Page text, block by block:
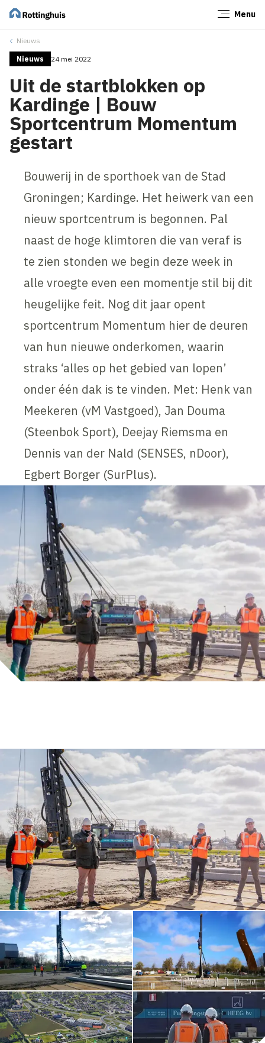
Menu
Nieuws
Nieuws 24 mei 2022
Uit de startblokken op
Kardinge | Bouw
Sportcentrum Momentum
gestart
Bouwerij in de sporthoek van de Stad
Groningen; Kardinge. Het heiwerk van een
nieuw sportcentrum is begonnen. Pal
naast de hoge klimtoren die van veraf is
te zien stonden we begin deze week in
alle vroegte even een momentje stil bij dit
heugelijke feit. Nog dit jaar opent
sportcentrum Momentum hier de deuren
van hun nieuwe onderkomen, waarin
straks ‘alles op het gebied van lopen’
onder één dak is te vinden. Met: Henk van
Meekeren (vM Vastgoed), Jan Douma
(Steenbok Sport), Deejay Riemsma en
Dennis van der Nald (SENSES, nDoor),
Egbert Borger (SurPlus).
Sluiten